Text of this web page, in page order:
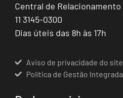
Central de Relacionamento
11 3145-0300
Dias úteis das 8h às 17h
Aviso de privacidade do site
Política de Gestão Integrada